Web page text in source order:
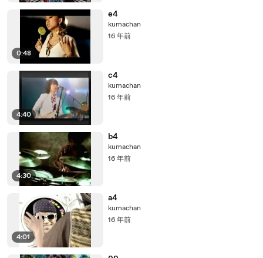
0:48
e4
kumachan
16 年前
4:40
c4
kumachan
16 年前
4:30
b4
kumachan
16 年前
4:01
a4
kumachan
16 年前